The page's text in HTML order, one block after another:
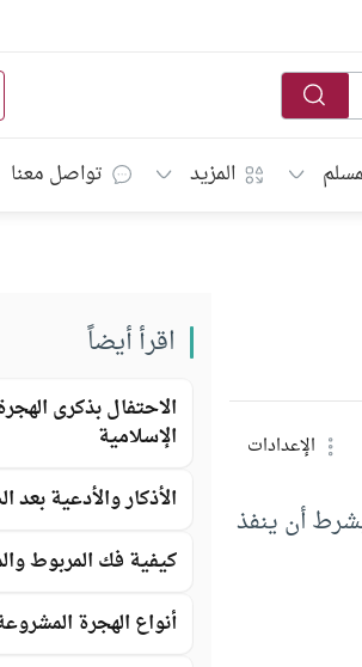
المزيد تواصل معنا
الإعدادات
أن ينفذ
اقرأ أيضاً
الاحتفال بذكرى
الإسلامية
الأذكار والأدعية بعد
كيفية فك المربوط
أنواع الهجرة